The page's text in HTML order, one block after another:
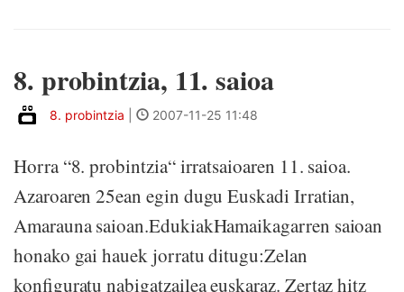
8. probintzia, 11. saioa
8. probintzia 2007-11-25 11:48
Horra “8. probintzia“ irratsaioaren 11. saioa.
Azaroaren 25ean egin dugu Euskadi Irratian,
Amarauna saioan.EdukiakHamaikagarren saioan
honako gai hauek jorratu ditugu:Zelan
konfiguratu nabigatzailea euskaraz. Zertaz hitz